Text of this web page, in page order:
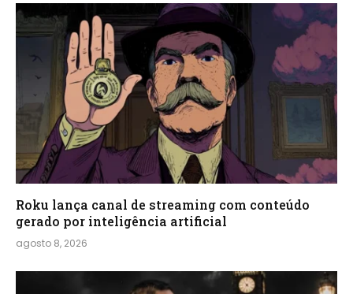
Roku lança canal de streaming com conteúdo
gerado por inteligência artificial
agosto 8, 2026